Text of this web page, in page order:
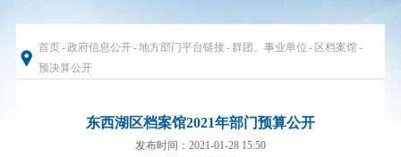
首页-政府信息公开-地方部门平台链接- 群团、事业单位 - 区档案馆-
预决算公开
东西湖区档案馆2021年部门预算公开
发布时间：2021-01-28 15:50